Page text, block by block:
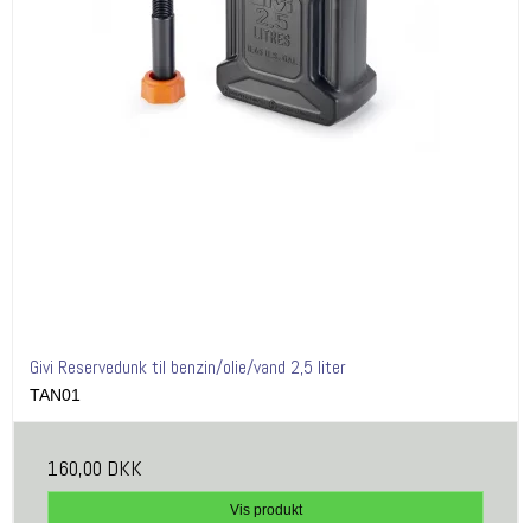
Givi Reservedunk til benzin/olie/vand 2,5 liter
TAN01
160,00 DKK
Vis produkt